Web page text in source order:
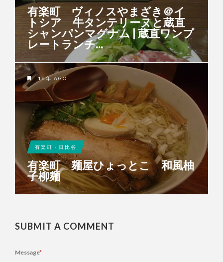
有楽町 ヴィノスやまざき＠イ
トシア 牛タンテリーヌと蔵直
シャンパンマグナム | 蔵直ワンプ
レートランチ...
16年 AGO
有楽町・日比谷
有楽町 麺屋ひょっとこ 和風柚
子柳麺
SUBMIT A COMMENT
Message*